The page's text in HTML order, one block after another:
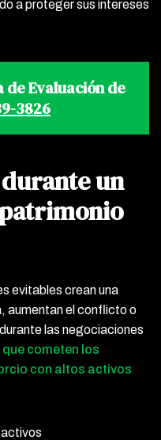
a proteger sus intereses
Evaluación de
3826
un
evitables crean una
aumentan el conflicto o
las negociaciones
cometen los
con altos activos